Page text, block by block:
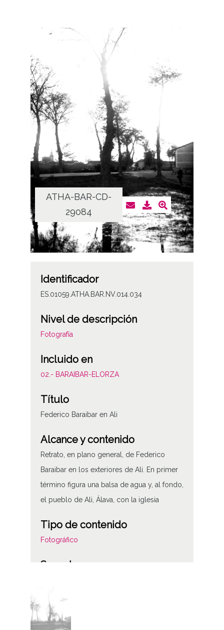
ATHA-BAR-CD-
29084
Identificador
ES.01059.ATHA.BAR.NV.014.034
Nivel de descripción
Fotografía
Incluido en
02.- BARAIBAR-ELORZA
Título
Federico Baraibar en Ali
Alcance y contenido
Retrato, en plano general, de Federico
Baraibar en los exteriores de Ali. En primer
término figura una balsa de agua y, al fondo,
el pueblo de Ali, Álava, con la iglesia
Tipo de contenido
Fotográfico
Soporte
Fecha
19000101